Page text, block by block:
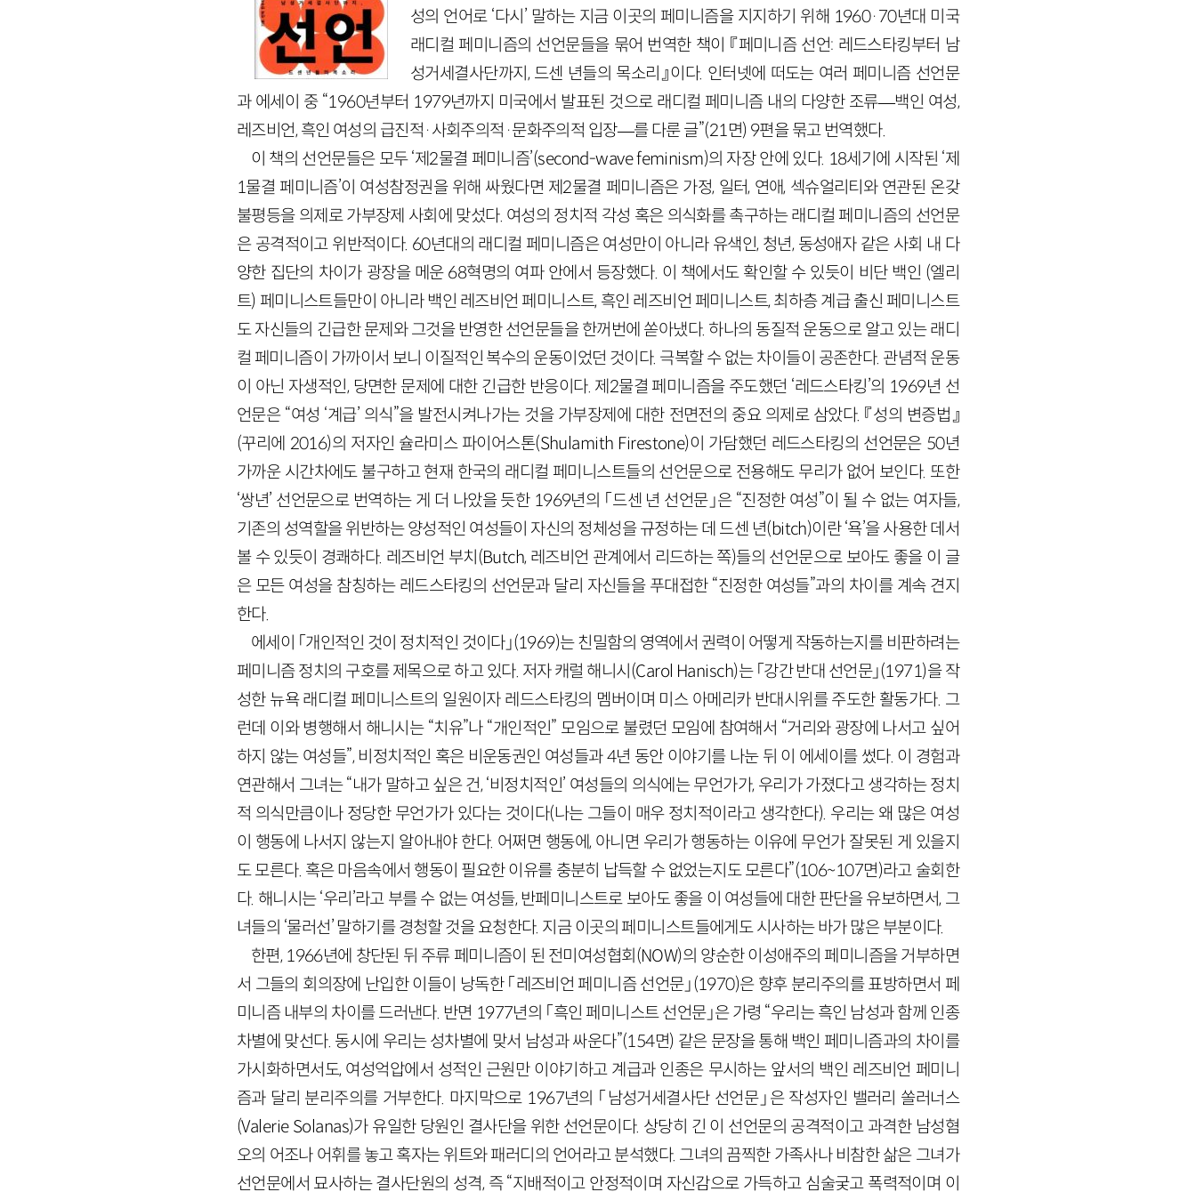
성의 언어로 ‘다시’ 말하는 지금 이곳의 페미니즘을 지지하기 위해 1960·70년대 미국
래디컬 페미니즘의 선언문들을 묶어 번역한 책이 『페미니즘 선언: 레드스타킹부터 남
성거세결사단까지, 드센 년들의 목소리』이다. 인터넷에 떠도는 여러 페미니즘 선언문
과 에세이 중 “1960년부터 1979년까지 미국에서 발표된 것으로 래디컬 페미니즘 내의 다양한 조류—백인 여성,
레즈비언, 흑인 여성의 급진적 ·사회주의적 ·문화주의적 입장—를 다룬 글”(21면) 9편을 묶고 번역했다.
이 책의 선언문들은 모두 ‘제 2물결 페미니즘’(second-wavefeminism)의 자장 안에 있다. 18세기에 시작된 ‘제
1물결 페미니즘’이 여성참정권을 위해 싸웠다면 제 2물결 페미니즘은 가정, 일터, 연애, 섹슈얼리티와 연관된 온갖
불평등을 의제로 가부장제 사회에 맞섰다. 여성의 정치적 각성 혹은 의식화를 촉구하는 래디컬 페미니즘의 선언문
은 공격적이고 위반적이다. 60년대의 래디컬 페미니즘은 여성만이 아니라 유색인, 청년, 동성애자 같은 사회 내 다
양한 집단의 차이가 광장을 메운 68혁명의 여파 안에서 등장했다. 이 책에서도 확인할 수 있듯이 비단 백인 (엘리
트) 페미니스트들만이 아니라 백인 레즈비언 페미니스트, 흑인 레즈비언 페미니스트, 최하층 계급 출신 페미니스트
도 자신들의 긴급한 문제와 그것을 반영한 선언문들을 한꺼번에 쏟아냈다. 하나의 동질적 운동으로 알고 있는 래디
컬 페미니즘이 가까이서 보니 이질적인 복수의 운동이었던 것이다. 극복할 수 없는 차이들이 공존한다. 관념적 운동
이 아닌 자생적인, 당면한 문제에 대한 긴급한 반응이다. 제 2물결 페미니즘을 주도했던 ‘레드스타킹’의 1969년 선
언문은 “여성 ‘계급’ 의식”을 발전시켜나가는 것을 가부장제에 대한 전면전의 중요 의제로 삼았다. 『성의 변증법』
(꾸리에 2016)의 저자인 슐라미스 파이어스톤(Shulamith Firestone)이 가담했던 레드스타킹의 선언문은 50년
가까운 시간차에도 불구하고 현재 한국의 래디컬 페미니스트들의 선언문으로 전용해도 무리가 없어 보인다. 또한
‘쌍년’ 선언문으로 번역하는 게 더 나았을 듯한 1969년의 「드센 년 선언문」은 “진정한 여성”이 될 수 없는 여자들,
기존의 성역할을 위반하는 양성적인 여성들이 자신의 정체성을 규정하는 데 드센 년(bitch)이란 ‘욕’을 사용한 데서
볼 수 있듯이 경쾌하다. 레즈비언 부치(Butch, 레즈비언 관계에서 리드하는 쪽)들의 선언문으로 보아도 좋을 이 글
은 모든 여성을 참칭하는 레드스타킹의 선언문과 달리 자신들을 푸대접한 “진정한 여성들”과의 차이를 계속 견지
한다.
에세이 「개인적인 것이 정치적인 것이다」(1969)는 친밀함의 영역에서 권력이 어떻게 작동하는지를 비판하려는
페미니즘 정치의 구호를 제목으로 하고 있다. 저자 캐럴 해니시(Carol Hanisch)는 「강간 반대 선언문」(1971)을 작
성한 뉴욕 래디컬 페미니스트의 일원이자 레드스타킹의 멤버이며 미스 아메리카 반대시위를 주도한 활동가다. 그
런데 이와 병행해서 해니시는 “치유”나 “개인적인” 모임으로 불렸던 모임에 참여해서 “거리와 광장에 나서고 싶어
하지 않는 여성들”, 비정치적인 혹은 비운동권인 여성들과4년 동안 이야기를 나눈 뒤 이 에세이를 썼다. 이 경험과
연관해서 그녀는 “내가 말하고 싶은 건, ‘비정치적인’ 여성들의 의식에는 무언가가, 우리가 가졌다고 생각하는 정치
적 의식만큼이나 정당한 무언가가 있다는 것이다(나는 그들이 매우 정치적이라고 생각한다). 우리는 왜 많은 여성
이 행동에 나서지 않는지 알아내야 한다. 어쩌면 행동에, 아니면 우리가 행동하는 이유에 무언가 잘못된 게 있을지
도 모른다. 혹은 마음속에서 행동이 필요한 이유를 충분히 납득할 수 없었는지도 모른다”(106~107면)라고 술회한
다. 해니시는 ‘우리’라고 부를 수 없는 여성들, 반페미니스트로 보아도 좋을 이 여성들에 대한 판단을 유보하면서, 그
녀들의 ‘물러선’ 말하기를 경청할 것을 요청한다. 지금 이곳의 페미니스트들에게도 시사하는 바가 많은 부분이다.
한편, 1966년에 창단된 뒤 주류 페미니즘이 된 전미여성협회 (NOW)의 양순한 이성애주의 페미니즘을 거부하면
서 그들의 회의장에 난입한 이들이 낭독한 「레즈비언 페미니즘 선언문」(1970)은 향후 분리주의를 표방하면서 페
미니즘 내부의 차이를 드러낸다. 반면 1977년의 「흑인 페미니스트 선언문」은 가령 “우리는 흑인 남성과 함께 인종
차별에 맞선다. 동시에 우리는 성차별에 맞서 남성과 싸운다”(154면) 같은 문장을 통해 백인 페미니즘과의 차이를
가시화하면서도, 여성억압에서 성적인 근원만 이야기하고 계급과 인종은 무시하는 앞서의 백인 레즈비언 페미니
즘과 달리 분리주의를 거부한다. 마지막으로 1967년의 「남성거세결사단 선언문」은 작성자인 밸러리 쏠러너스
(Valerie Solanas)가 유일한 당원인 결사단을 위한 선언문이다. 상당히 긴 이 선언문의 공격적이고 과격한 남성혐
오의 어조나 어휘를 놓고 혹자는 위트와 패러디의 언어라고 분석했다. 그녀의 끔찍한 가족사나 비참한 삶은 그녀가
선언문에서 묘사하는 결사단원의 성격, 즉 “지배적이고 안정적이며 자신감으로 가득하고 심술궂고 폭력적이며 이